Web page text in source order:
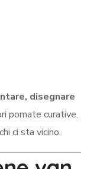
disegnare
pomate curative.
ci sta vicino.